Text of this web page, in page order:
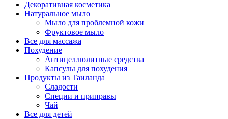
Декоративная косметика
Натуральное мыло
Мыло для проблемной кожи
Фруктовое мыло
Все для массажа
Похудение
Антицеллюлитные средства
Капсулы для похудения
Продукты из Таиланда
Сладости
Специи и приправы
Чай
Все для детей